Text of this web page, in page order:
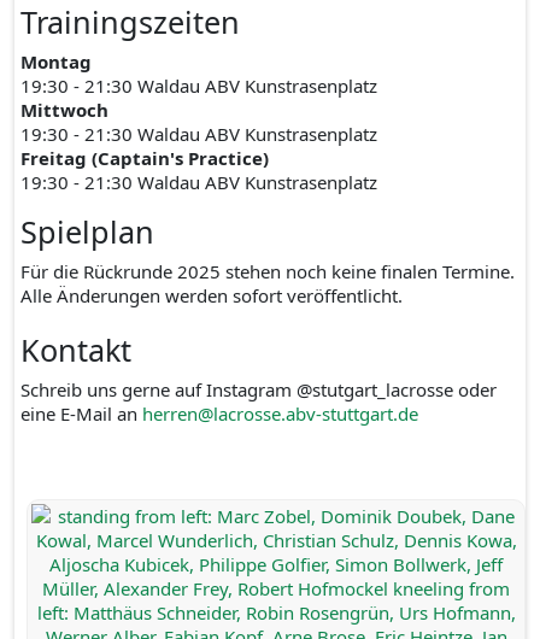
Trainingszeiten
Montag
19:30 - 21:30 Waldau ABV Kunstrasenplatz
Mittwoch
19:30 - 21:30 Waldau ABV Kunstrasenplatz
Freitag (Captain's Practice)
19:30 - 21:30 Waldau ABV Kunstrasenplatz
Spielplan
Für die Rückrunde 2025 stehen noch keine finalen Termine.
Alle Änderungen werden sofort veröffentlicht.
Kontakt
Schreib uns gerne auf Instagram @stutgart_lacrosse oder
eine E-Mail an herren@lacrosse.abv-stuttgart.de